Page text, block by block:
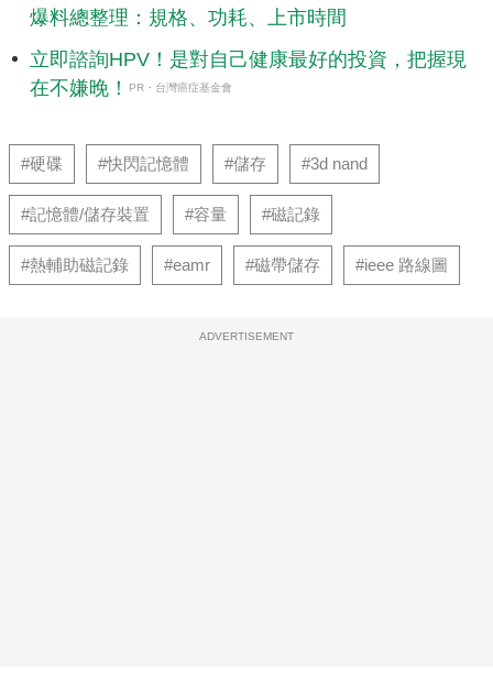
爆料總整理：規格、功耗、上市時間
立即諮詢HPV！是對自己健康最好的投資，把握現
在不嫌晚！
PR・台灣癌症基金會
#硬碟 #快閃記憶體 #儲存 #3d nand
#記憶體/儲存裝置 #容量 #磁記錄
#熱輔助磁記錄 #eamr #磁帶儲存 #ieee 路線圖
ADVERTISEMENT